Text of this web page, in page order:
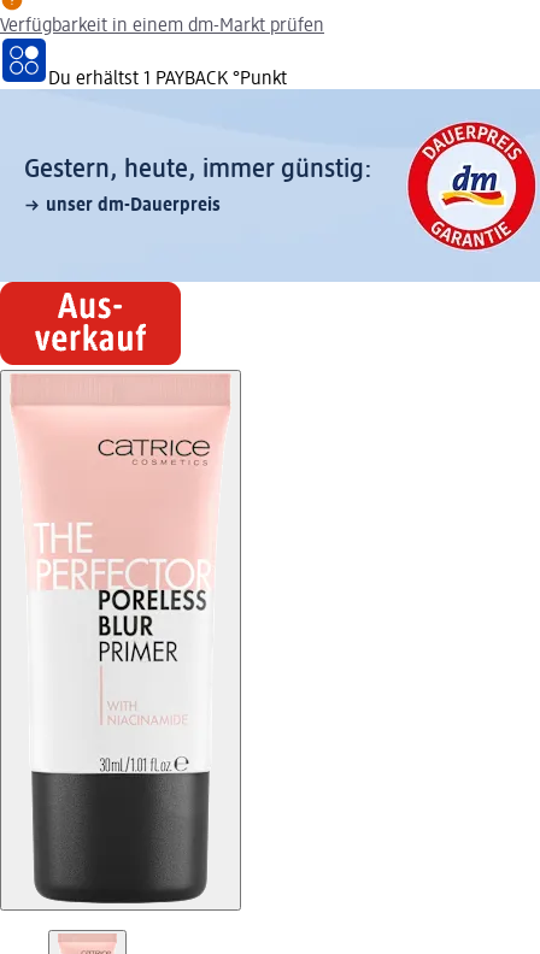
Verfügbarkeit in einem dm-Markt prüfen
Du erhältst 1 PAYBACK °Punkt
Gestern, heute, immer günstig:
unser dm-Dauerpreis